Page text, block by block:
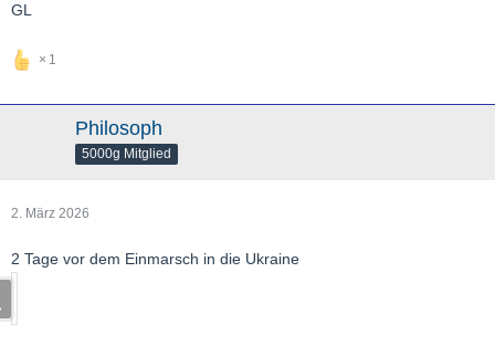
GL
1
Philosoph
5000g Mitglied
2. März 2026
2 Tage vor dem Einmarsch in die Ukraine